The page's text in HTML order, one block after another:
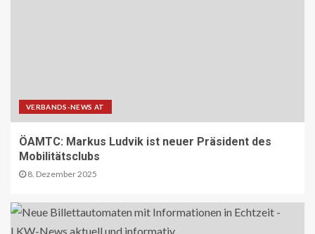
16
17
VERBANDS-NEWS AT
ÖAMTC: Markus Ludvik ist neuer Präsident des
Mobilitätsclubs
8. Dezember 2025